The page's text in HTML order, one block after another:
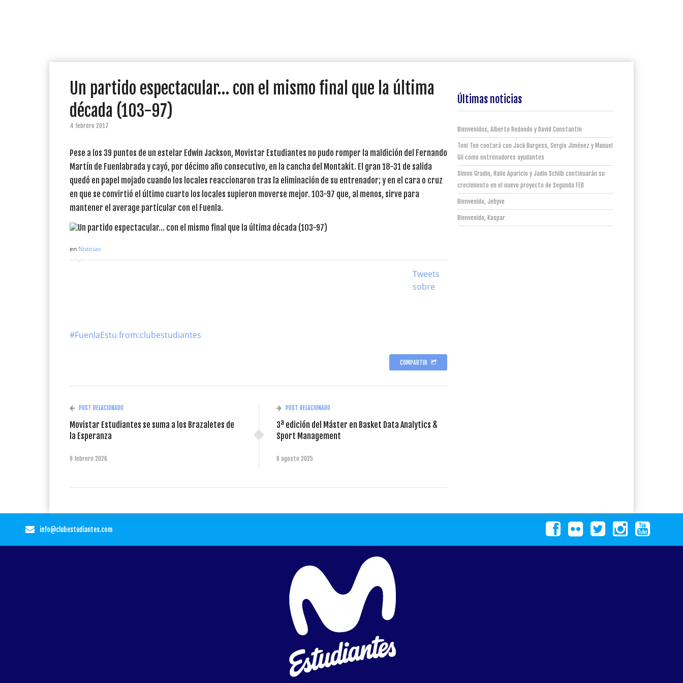
Un partido espectacular… con el mismo final que la última
década (103-97)
4 febrero 2017
Pese a los 39 puntos de un estelar Edwin Jackson, Movistar Estudiantes no pudo romper la maldición del Fernando
Martín de Fuenlabrada y cayó, por décimo año consecutivo, en la cancha del Montakit. El gran 18-31 de salida
quedó en papel mojado cuando los locales reaccionaron tras la eliminación de su entrenador; y en el cara o cruz
en que se convirtió el último cuarto los locales supieron moverse mejor. 103-97 que, al menos, sirve para
mantener el average particular con el Fuenla.
en Noticias
Tweets
sobre
#FuenlaEstu from:clubestudiantes
COMPARTIR
POST RELACIONADO
Movistar Estudiantes se suma a los Brazaletes de
la Esperanza
9 febrero 2026
POST RELACIONADO
3ª edición del Máster en Basket Data Analytics &
Sport Management
8 agosto 2025
Últimas noticias
Bienvenidos, Alberto Redondo y David Constantin
Toni Ten contará con Jack Burgess, Sergio Jiménez y Manuel
Gil como entrenadores ayudantes
Simon Gradin, Haile Aparicio y Jadin Schilb continuarán su
crecimiento en el nuevo proyecto de Segunda FEB
Bienvenido, Jehyve
Bienvenido, Kaspar
info@clubestudiantes.com